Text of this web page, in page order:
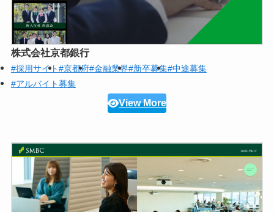
株式会社京都銀行
#採用サイト#京都府#金融業界#新卒募集#中途募集
#アルバイト募集
View More